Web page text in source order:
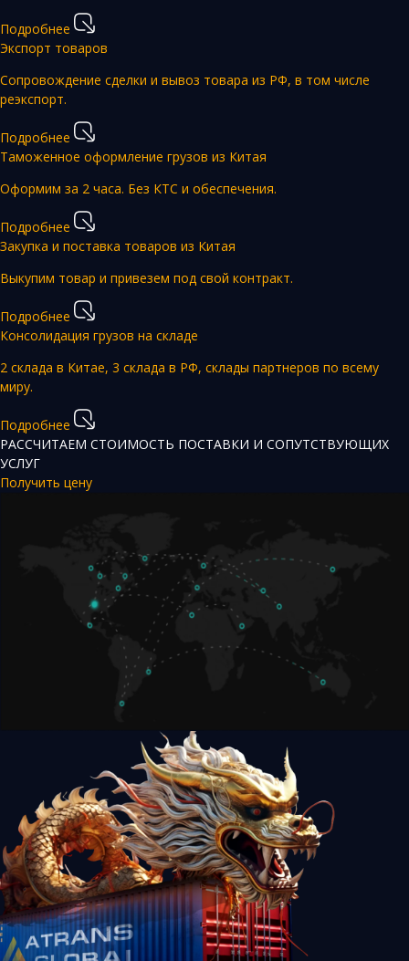
Подробнее
Экспорт товаров
Сопровождение сделки и вывоз товара из РФ, в том числе
реэкспорт.
Подробнее
Таможенное оформление грузов из Китая
Оформим за 2 часа. Без КТС и обеспечения.
Подробнее
Закупка и поставка товаров из Китая
Выкупим товар и привезем под свой контракт.
Подробнее
Консолидация грузов на складе
2 склада в Китае, 3 склада в РФ, склады партнеров по всему
миру.
Подробнее
РАССЧИТАЕМ СТОИМОСТЬ ПОСТАВКИ И СОПУТСТВУЮЩИХ
УСЛУГ
Получить цену